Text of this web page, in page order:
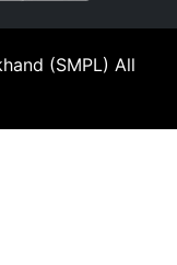
(SMPL) All